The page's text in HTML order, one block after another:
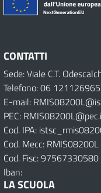
CONTATTI
Sede: Viale C.T.
Telefono: 06 121126965
E-mail:
PEC:
Cod. IPA:
Cod. Mecc: RMIS08200L
Cod. Fisc: 97567330580
Iban:
LA SCUOLA